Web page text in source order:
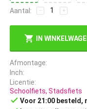
Aantal:
+
−
IN
Afmontage
Inch
Licentie
Schoolfiets, Stadsfiets
done Voor 21:00 besteld,